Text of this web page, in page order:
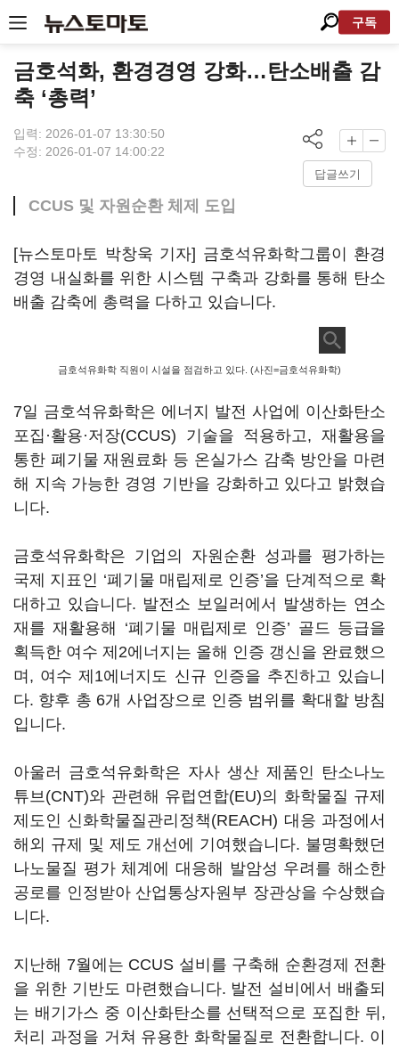
구독
금호석화, 환경경영 강화…탄소배출 감
축 ‘총력’
입력: 2026-01-07 13:30:50
수정: 2026-01-07 14:00:22
답글쓰기
CCUS 및 자원순환 체제 도입
[뉴스토마토 박창욱 기자] 금호석유화학그룹이 환경
경영 내실화를 위한 시스템 구축과 강화를 통해 탄소
배출 감축에 총력을 다하고 있습니다.
금호석유화학 직원이 시설을 점검하고 있다. (사진=금호석유화학)
7일 금호석유화학은 에너지 발전 사업에 이산화탄소
포집·활용·저장(CCUS) 기술을 적용하고, 재활용을
통한 폐기물 재원료화 등 온실가스 감축 방안을 마련
해 지속 가능한 경영 기반을 강화하고 있다고 밝혔습
니다.
금호석유화학은 기업의 자원순환 성과를 평가하는
국제 지표인 ‘폐기물 매립제로 인증’을 단계적으로 확
대하고 있습니다. 발전소 보일러에서 발생하는 연소
재를 재활용해 ‘폐기물 매립제로 인증’ 골드 등급을
획득한 여수 제2에너지는 올해 인증 갱신을 완료했으
며, 여수 제1에너지도 신규 인증을 추진하고 있습니
다. 향후 총 6개 사업장으로 인증 범위를 확대할 방침
입니다.
아울러 금호석유화학은 자사 생산 제품인 탄소나노
튜브(CNT)와 관련해 유럽연합(EU)의 화학물질 규제
제도인 신화학물질관리정책(REACH) 대응 과정에서
해외 규제 및 제도 개선에 기여했습니다. 불명확했던
나노물질 평가 체계에 대응해 발암성 우려를 해소한
공로를 인정받아 산업통상자원부 장관상을 수상했습
니다.
지난해 7월에는 CCUS 설비를 구축해 순환경제 전환
을 위한 기반도 마련했습니다. 발전 설비에서 배출되
는 배기가스 중 이산화탄소를 선택적으로 포집한 뒤,
처리 과정을 거쳐 유용한 화학물질로 전환합니다. 이